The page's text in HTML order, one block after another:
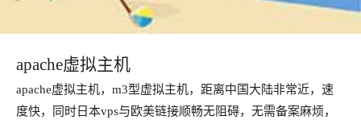
apache虚拟主机
apache虚拟主机，m3型虚拟主机，距离中国大陆非常近，速
度快，同时日本vps与欧美链接顺畅无阻碍，无需备案麻烦，